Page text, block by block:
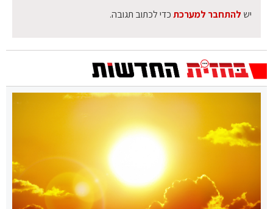
יש להתחבר למערכתכדי לכתוב תגובה.